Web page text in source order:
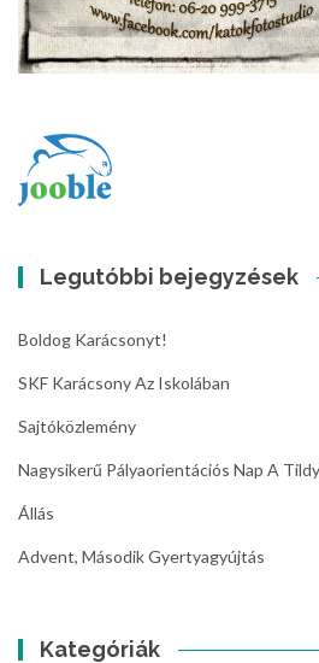
Legutóbbi bejegyzések
Boldog Karácsonyt!
SKF Karácsony Az Iskolában
Sajtóközlemény
Nagysikerű Pályaorientációs Nap A
Állás
Advent, Második Gyertyagyújtás
Kategóriák